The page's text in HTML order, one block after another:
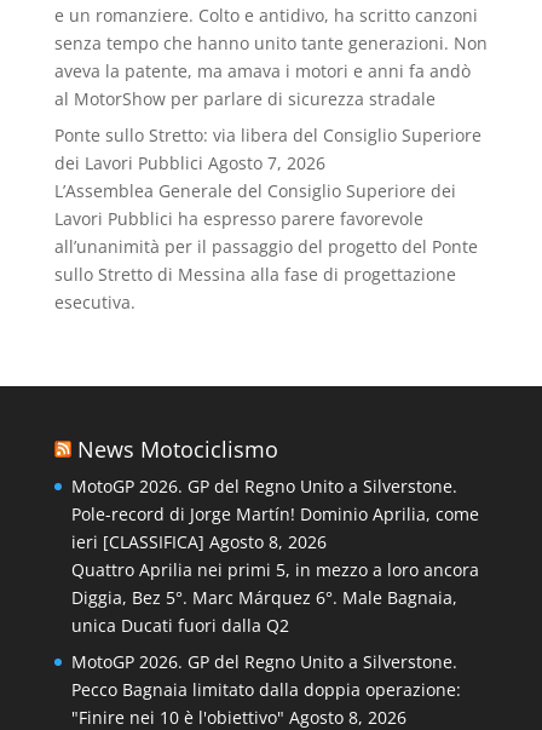
e un romanziere. Colto e antidivo, ha scritto canzoni
senza tempo che hanno unito tante generazioni. Non
aveva la patente, ma amava i motori e anni fa andò
al MotorShow per parlare di sicurezza stradale
Ponte sullo Stretto: via libera del Consiglio Superiore
dei Lavori Pubblici Agosto 7, 2026
L’Assemblea Generale del Consiglio Superiore dei
Lavori Pubblici ha espresso parere favorevole
all’unanimità per il passaggio del progetto del Ponte
sullo Stretto di Messina alla fase di progettazione
esecutiva.
News Motociclismo
MotoGP 2026. GP del Regno Unito a Silverstone.
Pole-record di Jorge Martín! Dominio Aprilia, come
ieri [CLASSIFICA] Agosto 8, 2026
Quattro Aprilia nei primi 5, in mezzo a loro ancora
Diggia, Bez 5°. Marc Márquez 6°. Male Bagnaia,
unica Ducati fuori dalla Q2
MotoGP 2026. GP del Regno Unito a Silverstone.
Pecco Bagnaia limitato dalla doppia operazione:
"Finire nei 10 è l'obiettivo" Agosto 8, 2026